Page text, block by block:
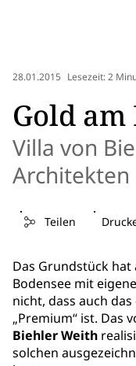
28.01.2015 Lesezeit: 2
Gold am
Villa von
Architekten
Teilen
Das Grundstück
Bodensee mit
nicht, dass auch
„Premium“ ist. Das
Biehler Weith
solchen